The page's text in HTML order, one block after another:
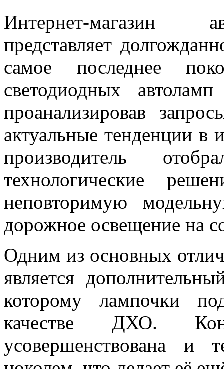
Интернет-магазин
представляет
самое последнее
светодиодных автоламп
проанализировав
актуальные тенденции в
производитель
технологические
неповторимую
дорожное освещение на
Одним из основных
является
которому лампочки
качестве ДХО.
усовершенствована и